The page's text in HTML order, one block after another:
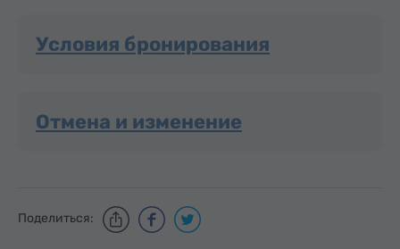
Условия бронирования
Отмена и изменение
Поделиться: